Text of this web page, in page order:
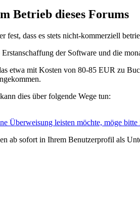
Betrieb dieses Forums
fest, dass es stets nicht-kommerziell
der Software und die
etwa mit Kosten von 80-85 EUR zu
dies über folgende Wege tun:
Überweisung leisten möchte, möge
ab sofort in Ihrem Benutzerprofil als